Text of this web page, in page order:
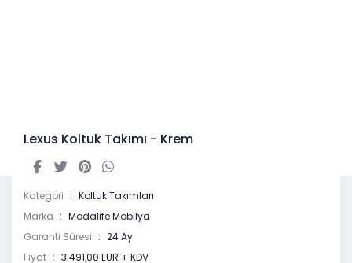
Lexus Koltuk Takımı - Krem
Kategori
Koltuk Takımları
Marka
Modalife Mobilya
Garanti Süresi
24 Ay
Fiyat
3.491,00 EUR + KDV